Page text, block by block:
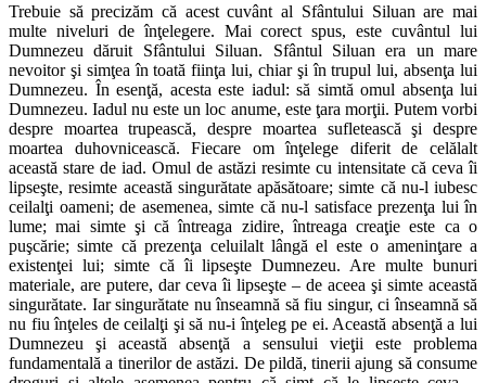
Trebuie să precizăm că acest cuvânt al Sfântului Siluan are mai
multe niveluri de înţelegere. Mai corect spus, este cuvântul lui
Dumnezeu dăruit Sfântului Siluan. Sfântul Siluan era un mare
nevoitor şi simţea în toată fiinţa lui, chiar şi în trupul lui, absenţa lui
Dumnezeu. În esenţă, acesta este iadul: să simtă omul absenţa lui
Dumnezeu. Iadul nu este un loc anume, este ţara morţii. Putem vorbi
despre moartea trupească, despre moartea sufletească şi despre
moartea duhovnicească. Fiecare om înţelege diferit de celălalt
această stare de iad. Omul de astăzi resimte cu intensitate că ceva îi
lipseşte, resimte această singurătate apăsătoare; simte că nu‑l iubesc
ceilalţi oameni; de asemenea, simte că nu‑l satisface prezenţa lui în
lume; mai simte şi că întreaga zidire, întreaga creaţie este ca o
puşcărie; simte că prezenţa celuilalt lângă el este o ameninţare a
existenţei lui; simte că îi lipseşte Dumnezeu. Are multe bunuri
materiale, are putere, dar ceva îi lipseşte – de aceea şi simte această
singurătate. Iar singurătate nu înseamnă să fiu singur, ci înseamnă să
nu fiu înţeles de ceilalţi şi să nu‑i înţeleg pe ei. Această absenţă a lui
Dumnezeu şi această absenţă a sensului vieţii este problema
fundamentală a tinerilor de astăzi. De pildă, tinerii ajung să consume